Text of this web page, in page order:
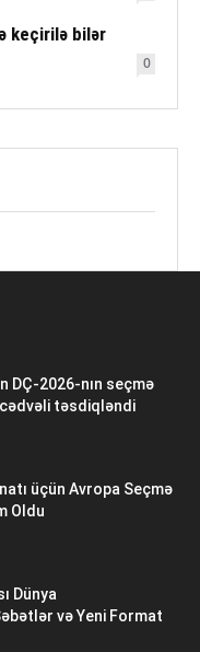
keçirilə bilər
0
DÇ-2026-nın seçmə
təsdiqləndi
üçün Avropa Seçmə
Oldu
Dünya
və Yeni Format